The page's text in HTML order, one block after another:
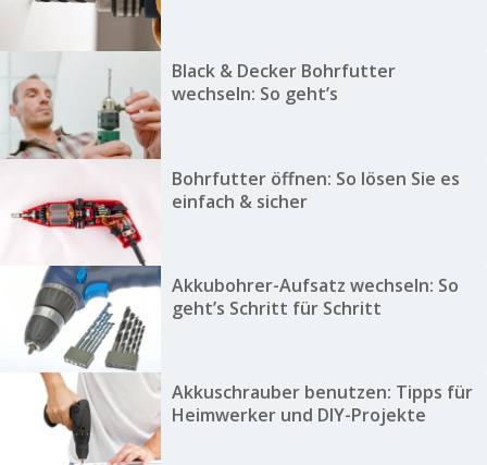
Black & Decker Bohrfutter
wechseln: So geht’s
Bohrfutter öffnen: So lösen Sie es
einfach & sicher
Akkubohrer-Aufsatz wechseln: So
geht’s Schritt für Schritt
Akkuschrauber benutzen: Tipps für
Heimwerker und DIY-Projekte